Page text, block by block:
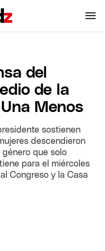
del
de la
Menos
sostienen
descendieron
que solo
para el miércoles
Congreso y la Casa